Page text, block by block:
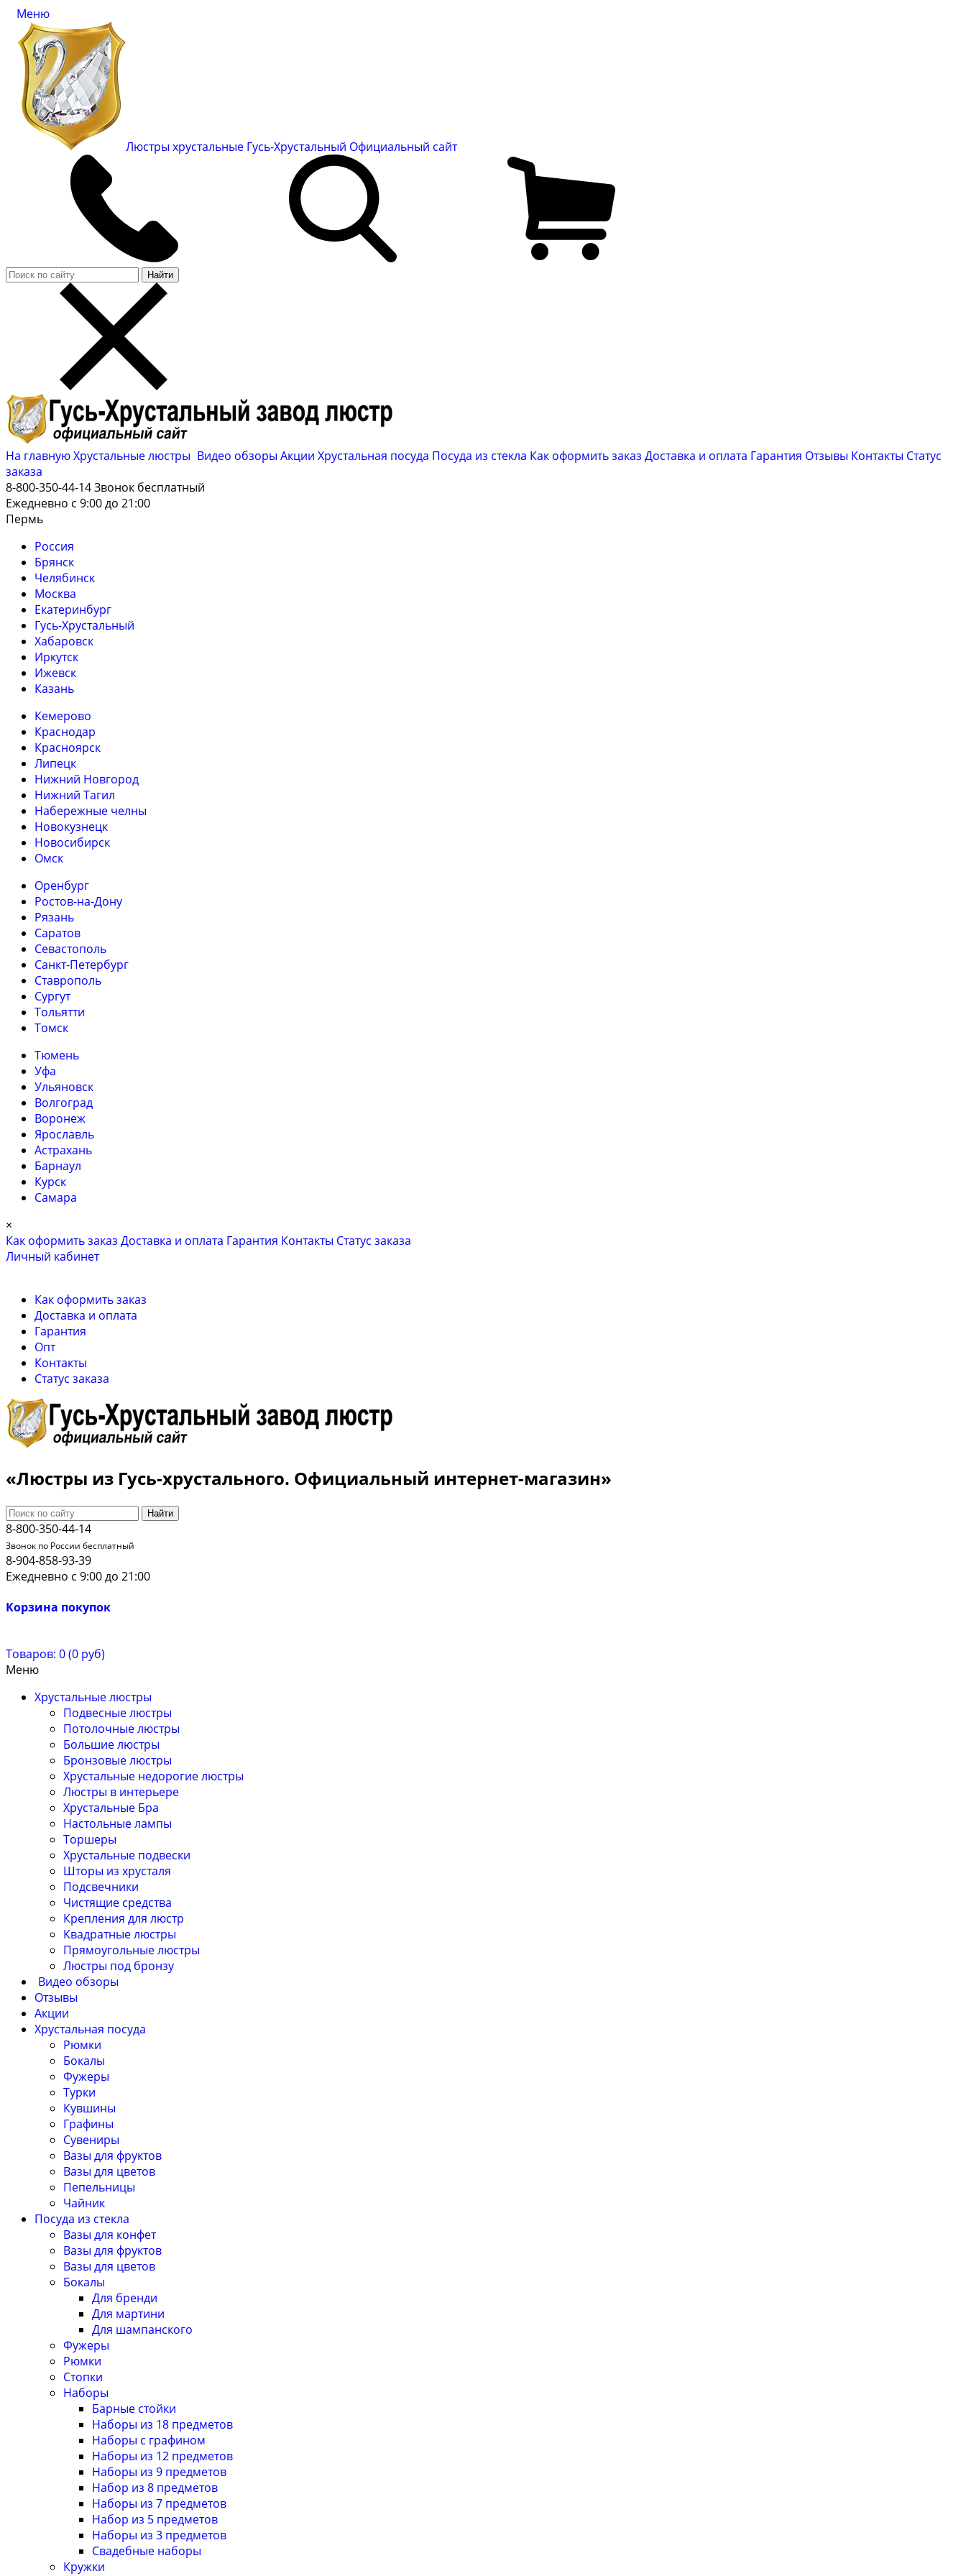
Меню
Люстры хрустальные Гусь-Хрустальный Официальный сайт
Найти
На главнуюХрустальные люстры Видео обзоры Акции Хрустальная посуда Посуда из стекла Как оформить заказ Доставка и оплата Гарантия Отзывы Контакты Cтатус
заказа
8-800-350-44-14Звонок бесплатный
Ежедневно с 9:00 до 21:00
Пермь
Россия
Брянск
Челябинск
Москва
Екатеринбург
Гусь-Хрустальный
Хабаровск
Иркутск
Ижевск
Казань
Кемерово
Краснодар
Красноярск
Липецк
Нижний Новгород
Нижний Тагил
Набережные челны
Новокузнецк
Новосибирск
Омск
Оренбург
Ростов-на-Дону
Рязань
Саратов
Севастополь
Санкт-Петербург
Ставрополь
Сургут
Тольятти
Томск
Тюмень
Уфа
Ульяновск
Волгоград
Воронеж
Ярославль
Астрахань
Барнаул
Курск
Самара
×
Как оформить заказ Доставка и оплата Гарантия Контакты Cтатус заказа
Личный кабинет
Как оформить заказ
Доставка и оплата
Гарантия
Опт
Контакты
Cтатус заказа
«Люстры из Гусь-хрустального. Официальный интернет-магазин»
Найти
8-800-350-44-14
Звонок по России бесплатный
8-904-858-93-39
Ежедневно с 9:00 до 21:00
Корзина покупок
Товаров: 0 (0 руб)
Меню
Хрустальные люстры
Подвесные люстры
Потолочные люстры
Большие люстры
Бронзовые люстры
Хрустальные недорогие люстры
Люстры в интерьере
Хрустальные Бра
Настольные лампы
Торшеры
Хрустальные подвески
Шторы из хрусталя
Подсвечники
Чистящие средства
Крепления для люстр
Квадратные люстры
Прямоугольные люстры
Люстры под бронзу
Видео обзоры
Отзывы
Акции
Хрустальная посуда
Рюмки
Бокалы
Фужеры
Турки
Кувшины
Графины
Сувениры
Вазы для фруктов
Вазы для цветов
Пепельницы
Чайник
Посуда из стекла
Вазы для конфет
Вазы для фруктов
Вазы для цветов
Бокалы
Для бренди
Для мартини
Для шампанского
Фужеры
Рюмки
Стопки
Наборы
Барные стойки
Наборы из 18 предметов
Наборы с графином
Наборы из 12 предметов
Наборы из 9 предметов
Набор из 8 предметов
Наборы из 7 предметов
Набор из 5 предметов
Наборы из 3 предметов
Свадебные наборы
Кружки